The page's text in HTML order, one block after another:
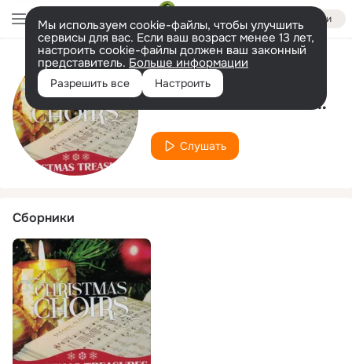
Войти
Мы используем cookie-файлы, чтобы улучшить
сервисы для вас. Если ваш возраст менее 13 лет,
настроить cookie-файлы должен ваш законный
представитель. Больше информации
Разрешить все Настроить
Исполнитель
The Minnesota Compline Choir
Слушать
Сборники